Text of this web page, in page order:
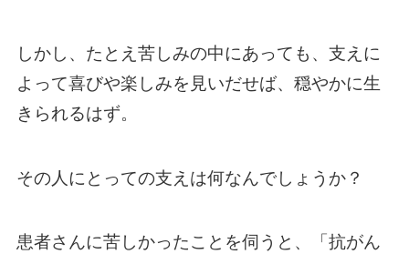
しかし、たとえ苦しみの中にあっても、支えに
よって喜びや楽しみを見いだせば、穏やかに生
きられるはず。
その人にとっての支えは何なんでしょうか？
患者さんに苦しかったことを伺うと、「抗がん